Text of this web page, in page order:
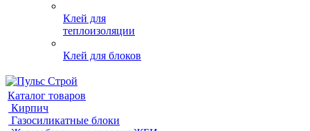
Клей для
теплоизоляции
Клей для блоков
Каталог товаров
Кирпич
Газосиликатные блоки